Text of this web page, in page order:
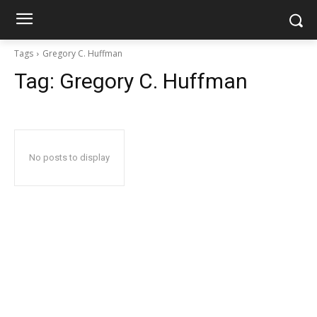
Tags Gregory C. Huffman
Tag: Gregory C. Huffman
No posts to display